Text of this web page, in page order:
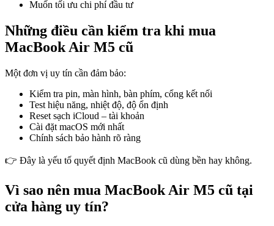
Muốn tối ưu chi phí đầu tư
Những điều cần kiểm tra khi mua
MacBook Air M5 cũ
Một đơn vị uy tín cần đảm bảo:
Kiểm tra pin, màn hình, bàn phím, cổng kết nối
Test hiệu năng, nhiệt độ, độ ổn định
Reset sạch iCloud – tài khoản
Cài đặt macOS mới nhất
Chính sách bảo hành rõ ràng
👉 Đây là yếu tố quyết định MacBook cũ dùng bền hay không.
Vì sao nên mua MacBook Air M5 cũ tại
cửa hàng uy tín?